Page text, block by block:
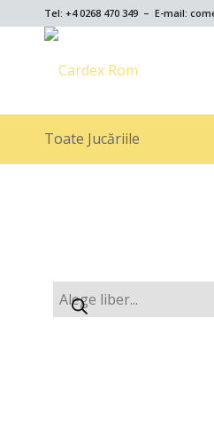
Tel: +4 0268 470 349 – E-mail:
Toate Jucăriile